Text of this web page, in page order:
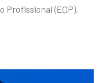
Profissional (EQP).